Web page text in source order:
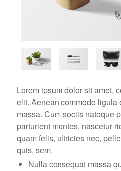
Lorem ipsum dolor sit amet,
elit. Aenean commodo ligula
massa. Cum sociis natoque
parturient montes, nascetur
quam felis, ultricies nec,
quis, sem.
Nulla consequat massa